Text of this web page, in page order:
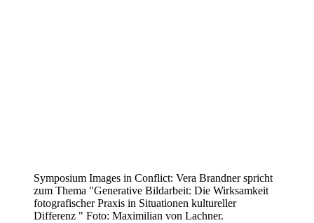
Symposium Images in Conflict: Vera Brandner spricht
zum Thema "Generative Bildarbeit: Die Wirksamkeit
fotografischer Praxis in Situationen kultureller
Differenz " Foto: Maximilian von Lachner.